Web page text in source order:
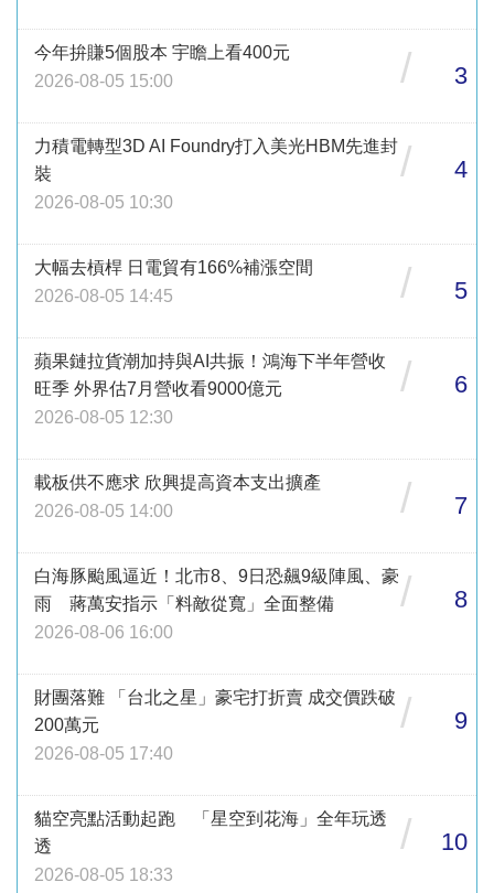
今年拚賺5個股本 宇瞻上看400元
2026-08-05 15:00
/ 3
力積電轉型3D AI Foundry打入美光HBM先進封
裝
2026-08-05 10:30
/ 4
大幅去槓桿 日電貿有166%補漲空間
2026-08-05 14:45
/ 5
蘋果鏈拉貨潮加持與AI共振！鴻海下半年營收
旺季 外界估7月營收看9000億元
2026-08-05 12:30
/ 6
載板供不應求 欣興提高資本支出擴產
2026-08-05 14:00
/ 7
白海豚颱風逼近！北市8、9日恐飆9級陣風、豪
雨 蔣萬安指示「料敵從寬」全面整備
2026-08-06 16:00
/ 8
財團落難 「台北之星」豪宅打折賣 成交價跌破
200萬元
2026-08-05 17:40
/ 9
貓空亮點活動起跑 「星空到花海」全年玩透
透
2026-08-05 18:33
/ 10